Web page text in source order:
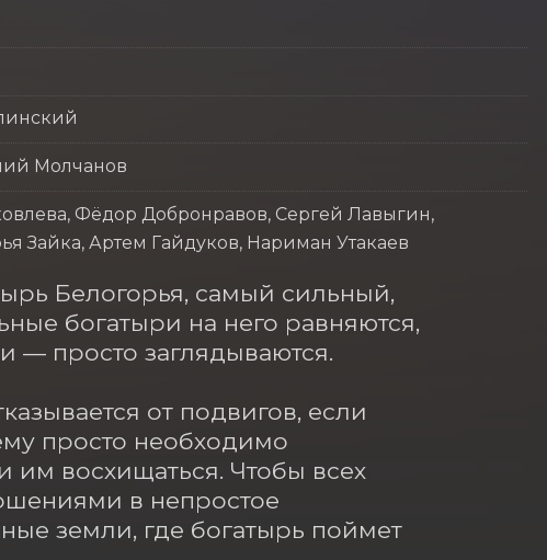
Молчанов
Фёдор Добронравов, Сергей Лавыгин,
Зайка, Артем Гайдуков, Нариман Утакаев
Белогорья, самый сильный,
богатыри на него равняются,
— просто заглядываются.
от подвигов, если
просто необходимо
восхищаться. Чтобы всех
в непростое
земли, где богатырь поймет